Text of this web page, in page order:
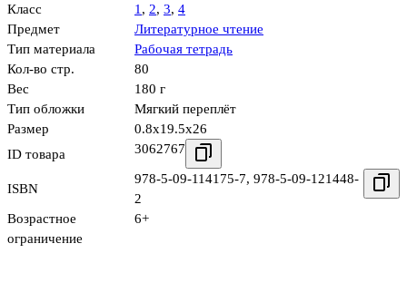
Класс
1, 2, 3, 4
Предмет
Литературное чтение
Тип материала
Рабочая тетрадь
Кол-во стр.
80
Вес
180 г
Тип обложки
Мягкий переплёт
Размер
0.8x19.5x26
ID товара
3062767
ISBN
978-5-09-114175-7, 978-5-09-121448-
2
Возрастное
ограничение
6+